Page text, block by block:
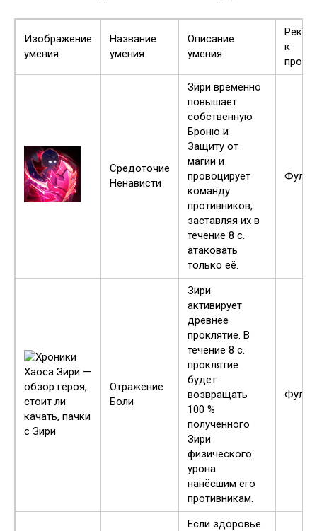
Изображение
умения
Название
умения
Описание
умения
к
Средоточие
Ненависти
Зири временно
повышает
собственную
Броню и
Защиту от
магии и
провоцирует
команду
противников,
заставляя их в
течение 8 с.
атаковать
только её.
Фулл
Отражение
Боли
Зири
активирует
древнее
проклятие. В
течение 8 с.
проклятие
будет
возвращать
100 %
полученного
Зири
физического
урона
нанёсшим его
противникам.
Фулл
Если здоровье